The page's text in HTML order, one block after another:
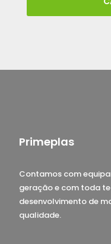
Primeplas
Contamos com
geração e com toda
desenvolvimento de
qualidade.